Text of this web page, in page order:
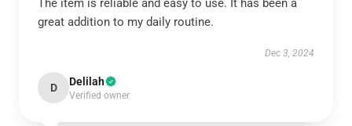
The item is reliable and easy to use. It has been a
great addition to my daily routine.
Dec 3, 2024
D Delilah
Verified owner